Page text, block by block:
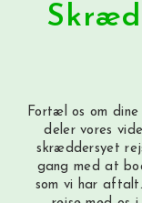
Fortæl os om
deler vores
skræddersyet
gang med at
som vi har